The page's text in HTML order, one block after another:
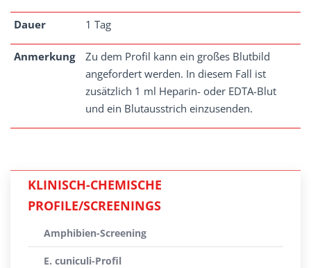
Dauer 1 Tag
Anmerkung
Zu dem Profil kann ein großes Blutbild
angefordert werden. In diesem Fall ist
zusätzlich 1 ml Heparin- oder EDTA-Blut
und ein Blutausstrich einzusenden.
KLINISCH-CHEMISCHE
PROFILE/SCREENINGS
Amphibien-Screening
E. cuniculi-Profil